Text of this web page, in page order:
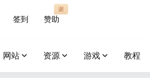
签到 赞助
谢
网站 资源 游戏 教程